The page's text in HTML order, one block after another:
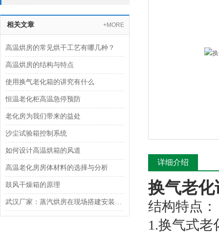
相关文章 +MORE
高温烘房的常见烘干工艺有哪几种？
高温烘房的结构与特点
使用换气老化箱的讲究有什么
恒温老化柜高温急停预防
老化房为我们带来的益处
沙尘试验箱控制系统
如何设计高温烘箱的风道
高温老化房房体材料的选择与分析
鼓风干燥箱的原理
武汉厂家：蒸汽烘房在现场搭建安装时需要注意的事项
详细介绍
换气老
结构特点：
1.换气式